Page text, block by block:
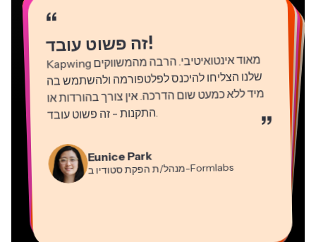
“
זה פשוט עובד!
Kapwing
מאוד אינטואיטיבי. הרבה מהמשווקים
שלנו הצליחו להיכנס לפלטפורמה ולהשתמש בה
מיד ללא כמעט שום הדרכה. אין צורך בהורדות או
התקנות - זה פשוט עובד
. ”
Eunice Park
מנהל/ת הפקת סטודיו ב-Formlabs
“
“
Panos Papagapiou
“
Gracie Peng
מנהל/ת תוכן
“
“
יועץ
“
Dina Segovia